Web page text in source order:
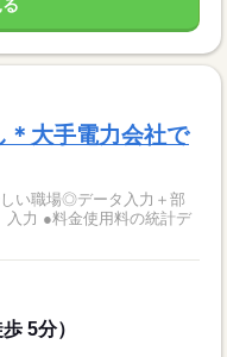
＊大手電力会社で
い職場◎データ入力＋部
入力 ●料金使用料の統計デ
5分）